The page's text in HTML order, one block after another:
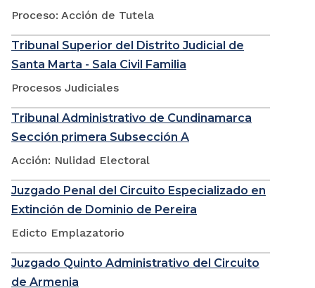
Proceso: Acción de Tutela
Tribunal Superior del Distrito Judicial de
Santa Marta - Sala Civil Familia
Procesos Judiciales
Tribunal Administrativo de Cundinamarca
Sección primera Subsección A
Acción: Nulidad Electoral
Juzgado Penal del Circuito Especializado en
Extinción de Dominio de Pereira
Edicto Emplazatorio
Juzgado Quinto Administrativo del Circuito
de Armenia